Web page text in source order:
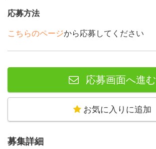
応募方法
こちらのページから応募してください
応募画面へ進む
お気に入りに追加
募集詳細